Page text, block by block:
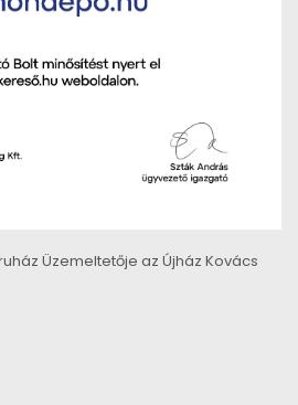
Üzemeltetője az Újház Kovács